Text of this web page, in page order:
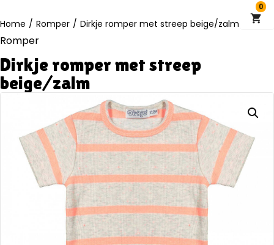
Home / Romper / Dirkje romper met streep beige/zalm
Romper
Dirkje romper met streep
beige/zalm
0